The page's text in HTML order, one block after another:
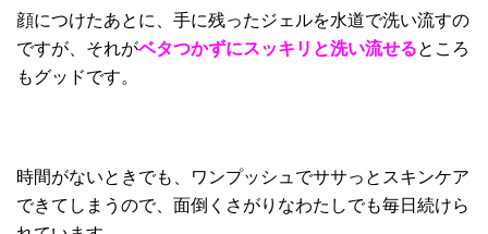
顔につけたあとに、手に残ったジェルを水道で洗い流すの
ですが、それがベタつかずにスッキリと洗い流せるところ
もグッドです。
時間がないときでも、ワンプッシュでササっとスキンケア
できてしまうので、面倒くさがりなわたしでも毎日続けら